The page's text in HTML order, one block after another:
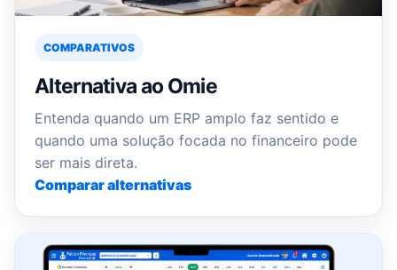
COMPARATIVOS
Alternativa ao Omie
Entenda quando um ERP amplo faz sentido e
quando uma solução focada no financeiro pode
ser mais direta.
Comparar alternativas